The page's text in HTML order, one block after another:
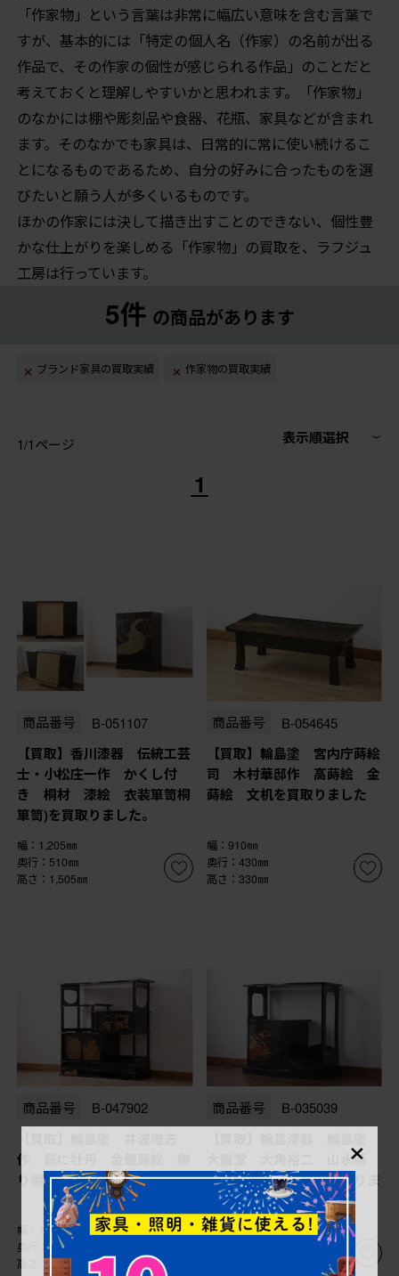
「作家物」という言葉は非常に幅広い意味を含む言葉で
すが、基本的には「特定の個人名（作家）の名前が出る
作品で、その作家の個性が感じられる作品」のことだと
考えておくと理解しやすいかと思われます。「作家物」
のなかには棚や彫刻品や食器、花瓶、家具などが含まれ
ます。そのなかでも家具は、日常的に常に使い続けるこ
とになるものであるため、自分の好みに合ったものを選
びたいと願う人が多くいるものです。
ほかの作家には決して描き出すことのできない、個性豊
かな仕上がりを楽しめる「作家物」の買取を、ラフジュ
工房は行っています。
5件 の商品があります
ブランド家具の買取実績 作家物の買取実績
1/1ページ 表示順選択
1
商品番号 B-051107
【買取】香川漆器 伝統工芸
士・小松庄一作 かくし付
き 桐材 漆絵 衣装箪笥桐
箪笥)を買取りました。
幅：1,205㎜
奥行：510㎜
高さ：1,505㎜
商品番号 B-054645
【買取】輪島塗 宮内庁蒔絵
司 木村華邸作 高蒔絵 金
蒔絵 文机を買取りました
幅：910㎜
奥行：430㎜
高さ：330㎜
商品番号 B-047902
作 萩に牡丹 金銀蒔絵 飾
り棚を買取りました
幅：1,155㎜
奥行：420㎜
高さ：1,145㎜
商品番号 B-035039
大雅堂 大角裕二 山水蒔
絵・螺鈿 飾り棚を買取りま
した
幅：820㎜
×